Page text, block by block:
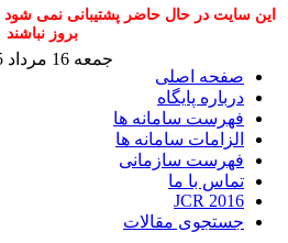
این سایت در حال حاضر پشتیبانی نمی شود
بروز نباشند
صفحه اصلی
درباره پایگاه
فهرست سامانه ها
الزامات سامانه ها
فهرست سازمانی
تماس با ما
JCR 2016
جستجوی مقالات
جمعه 16 مرداد 1405